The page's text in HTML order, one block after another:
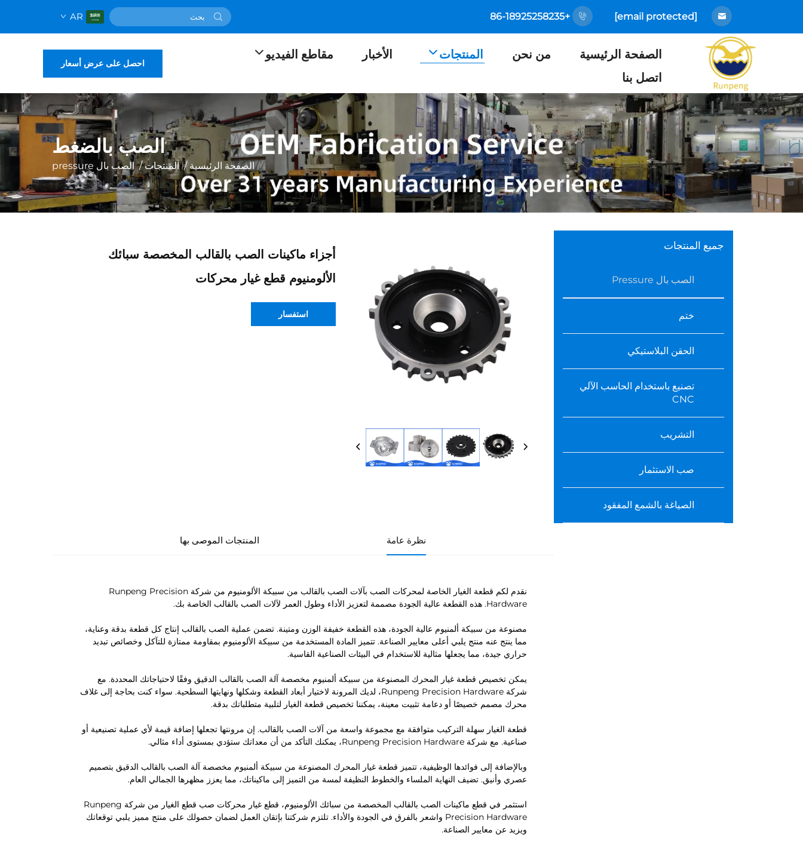
[email protected]
+86-18925258235
AR
الصفحة الرئيسية من نحن المنتجات الأخبار
مقاطع الفيديو
اتصل بنا
احصل على عرض أسعار
الصب بالضغط
الصفحة الرئيسية/المنتجات/الصب بال pressure
جميع المنتجات
الصب بال Pressure
ختم
الحقن البلاستيكي
تصنيع باستخدام الحاسب الآلي
CNC
التشريب
صب الاستثمار
الصياغة بالشمع المفقود
أجزاء ماكينات الصب بالقالب المخصصة سبائك
الألومنيوم قطع غيار محركات
استفسار
نظرة عامة المنتجات الموصى بها
نقدم لكم قطعة الغيار الخاصة لمحركات الصب بآلات الصب بالقالب من سبيكة الألومنيوم من شركة Runpeng Precision
Hardware. هذه القطعة عالية الجودة مصممة لتعزيز الأداء وطول العمر لآلات الصب بالقالب الخاصة بك.
مصنوعة من سبيكة ألمنيوم عالية الجودة، هذه القطعة خفيفة الوزن ومتينة. تضمن عملية الصب بالقالب إنتاج كل قطعة بدقة وعناية،
مما ينتج عنه منتج يلبي أعلى معايير الصناعة. تتميز المادة المستخدمة من سبيكة الألومنيوم بمقاومة ممتازة للتآكل وخصائص تبديد
حراري جيدة، مما يجعلها مثالية للاستخدام في البيئات الصناعية القاسية.
يمكن تخصيص قطعة غيار المحرك المصنوعة من سبيكة ألمنيوم مخصصة آلة الصب بالقالب الدقيق وفقًا لاحتياجاتك المحددة. مع
شركة Runpeng Precision Hardware، لديك المرونة لاختيار أبعاد القطعة وشكلها ونهايتها السطحية. سواء كنت بحاجة إلى غلاف
محرك مصمم خصيصًا أو دعامة تثبيت معينة، يمكننا تخصيص قطعة الغيار لتلبية متطلباتك بدقة.
قطعة الغيار سهلة التركيب متوافقة مع مجموعة واسعة من آلات الصب بالقالب. إن مرونتها تجعلها إضافة قيمة لأي عملية تصنيعية أو
صناعية. مع شركة Runpeng Precision Hardware، يمكنك التأكد من أن معداتك ستؤدي بمستوى أداء مثالي.
وبالإضافة إلى فوائدها الوظيفية، تتميز قطعة غيار المحرك المصنوعة من سبيكة ألمنيوم مخصصة آلة الصب بالقالب الدقيق بتصميم
عصري وأنيق. تضيف النهاية الملساء والخطوط النظيفة لمسة من التميز إلى ماكيناتك، مما يعزز مظهرها الجمالي العام.
استثمر في قطع ماكينات الصب بالقالب المخصصة من سبائك الألومنيوم، قطع غيار محركات صب قطع الغيار من شركة Runpeng
Precision Hardware واشعر بالفرق في الجودة والأداء. تلتزم شركتنا بإتقان العمل لضمان حصولك على منتج مميز يلبي توقعاتك
ويزيد عن معايير الصناعة.